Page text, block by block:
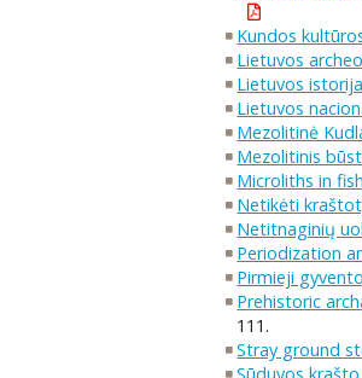
Kundos
Lietuvos
Lietuvos
Lietuvos
Mezolitinė
Mezolitinis
Microliths in
Netikėti
Netitnaginių
Periodization
Pirmieji
Prehistoric
111.
Stray ground
Sūduvos